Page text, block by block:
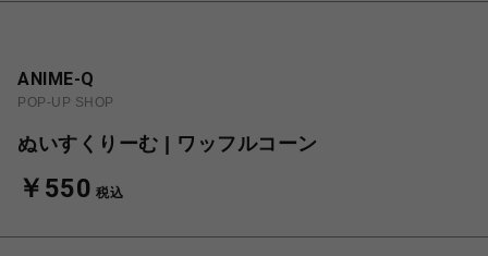
ANIME-Q
POP-UP SHOP
ぬいすくりーむ | ワッフルコーン
￥550 税込